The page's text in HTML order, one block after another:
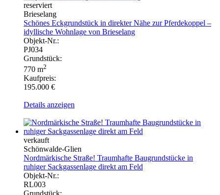
reserviert
Brieselang
Schönes Eckgrundstück in direkter Nähe zur Pferdekoppel –
idyllische Wohnlage von Brieselang
Objekt-Nr.:
PJ034
Grundstück:
770 m2
Kaufpreis:
195.000 €
Details anzeigen
verkauft
Schönwalde-Glien
Nordmärkische Straße! Traumhafte Baugrundstücke in
ruhiger Sackgassenlage direkt am Feld
Objekt-Nr.:
RL003
Grundstück: